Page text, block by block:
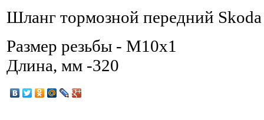
Шланг тормозной передний
Размер резьбы - M10x1
Длина, мм -320